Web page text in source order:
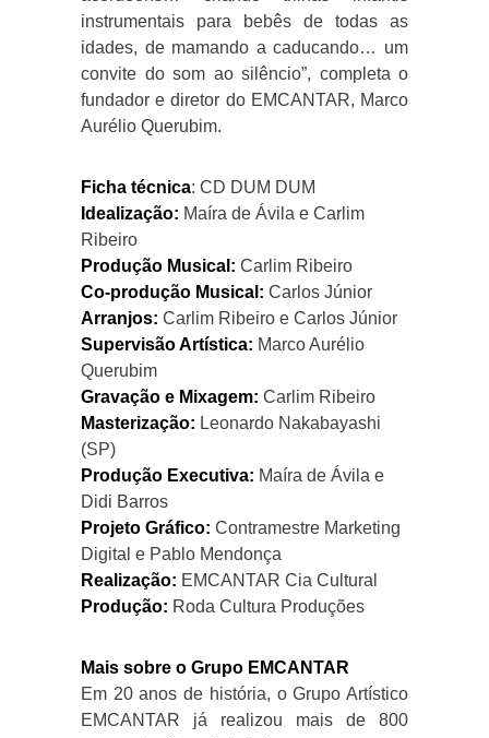
instrumentais para bebês de todas as
idades, de mamando a caducando… um
convite do som ao silêncio”, completa o
fundador e diretor do EMCANTAR, Marco
Aurélio Querubim.
Ficha técnica: CD DUM DUM
Idealização: Maíra de Ávila e Carlim
Ribeiro
Produção Musical: Carlim Ribeiro
Co-produção Musical: Carlos Júnior
Arranjos: Carlim Ribeiro e Carlos Júnior
Supervisão Artística: Marco Aurélio
Querubim
Gravação e Mixagem: Carlim Ribeiro
Masterização: Leonardo Nakabayashi
(SP)
Produção Executiva: Maíra de Ávila e
Didi Barros
Projeto Gráfico: Contramestre Marketing
Digital e Pablo Mendonça
Realização: EMCANTAR Cia Cultural
Produção: Roda Cultura Produções
Mais sobre o Grupo EMCANTAR
Em 20 anos de história, o Grupo Artístico
EMCANTAR já realizou mais de 800